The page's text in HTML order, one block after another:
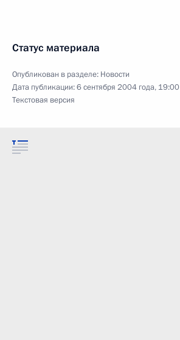
Статус материала
Опубликован в разделе: Новости
Дата публикации:6 сентября 2004 года, 19:00
Текстовая версия